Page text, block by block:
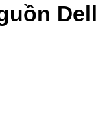
Dell